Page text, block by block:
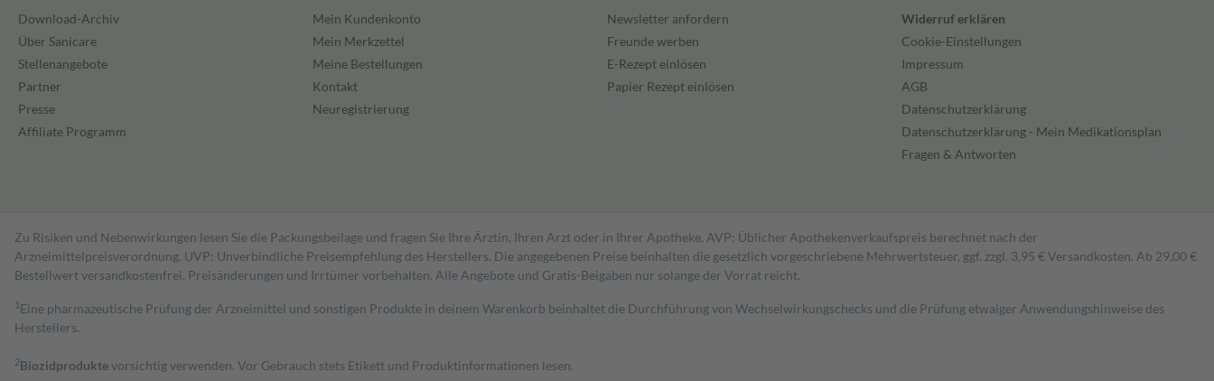
Download-Archiv
Über Sanicare
Stellenangebote
Partner
Presse
Affiliate Programm
Mein Kundenkonto
Mein Merkzettel
Meine Bestellungen
Kontakt
Neuregistrierung
Newsletter anfordern
Freunde werben
E-Rezept einlösen
Papier Rezept einlösen
Widerruf erklären
Cookie-Einstellungen
Impressum
AGB
Datenschutzerklärung
Datenschutzerklärung - Mein Medikationsplan
Fragen & Antworten
Zu Risiken und Nebenwirkungen lesen Sie die Packungsbeilage und fragen Sie Ihre Ärztin, Ihren Arzt oder in Ihrer Apotheke. AVP: Üblicher Apothekenverkaufspreis berechnet nach der
Arzneimittelpreisverordnung. UVP: Unverbindliche Preisempfehlung des Herstellers. Die angegebenen Preise beinhalten die gesetzlich vorgeschriebene Mehrwertsteuer, ggf. zzgl. 3,95 € Versandkosten. Ab 29,00 €
Bestell­wert versand­kosten­frei. Preisänderungen und Irrtümer vorbehalten. Alle Angebote und Gratis-Beigaben nur solange der Vorrat reicht.
1 Eine pharmazeutische Prüfung der Arzneimittel und sonstigen Produkte in deinem Warenkorb beinhaltet die Durchführung von Wechselwirkungschecks und die Prüfung etwaiger Anwendungshinweise des
Herstellers.
2Biozidproduktevorsichtig verwenden. Vor Gebrauch stets Etikett und Produktinformationen lesen.